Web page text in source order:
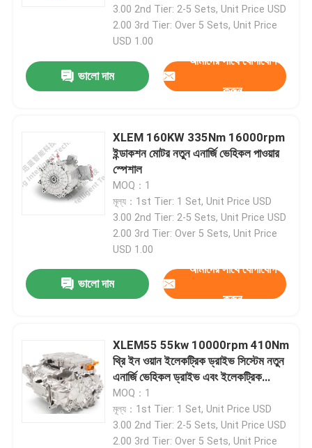
3.00 2nd Tier: 2-5 Sets, Unit Price USD
2.00 3rd Tier: Over 5 Sets, Unit Price
USD 1.00
ভালো দাম
আমাদের সাথে যোগাযোগ
করুন
XLEM 160KW 335Nm 16000rpm
ইন্ডাকশন মোটর নতুন এনার্জি ভেহিকল পাওয়ার
স্পেশাল
MOQ：1
মূল্য：1st Tier: 1 Set, Unit Price USD
3.00 2nd Tier: 2-5 Sets, Unit Price USD
2.00 3rd Tier: Over 5 Sets, Unit Price
USD 1.00
ভালো দাম
আমাদের সাথে যোগাযোগ
করুন
XLEM55 55kw 10000rpm 410Nm
থ্রি ইন ওয়ান ইলেকট্রিক ড্রাইভ সিস্টেম নতুন
এনার্জি ভেহিকল ড্রাইভ এবং ইলেকট্রিক
ড্রাইভ সিস্টেম
MOQ：1
মূল্য：1st Tier: 1 Set, Unit Price USD
3.00 2nd Tier: 2-5 Sets, Unit Price USD
2.00 3rd Tier: Over 5 Sets, Unit Price